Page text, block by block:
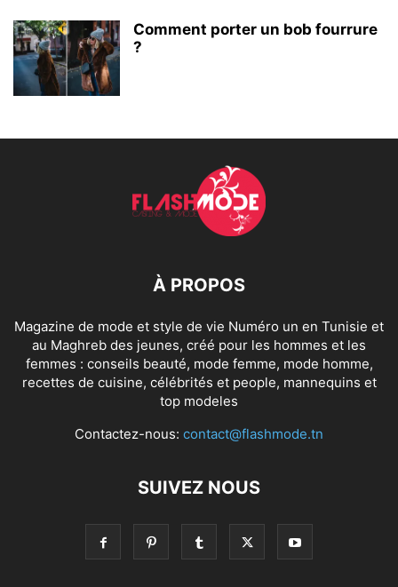
Comment porter un bob fourrure
?
À PROPOS
Magazine de mode et style de vie Numéro un en Tunisie et
au Maghreb des jeunes, créé pour les hommes et les
femmes : conseils beauté, mode femme, mode homme,
recettes de cuisine, célébrités et people, mannequins et
top modeles
Contactez-nous: contact@flashmode.tn
SUIVEZ NOUS